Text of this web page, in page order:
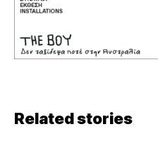
Related stories